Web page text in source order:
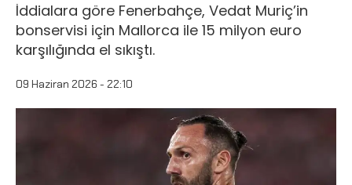
İddialara göre Fenerbahçe, Vedat Muriç’in
bonservisi için Mallorca ile 15 milyon euro
karşılığında el sıkıştı.
09 Haziran 2026 - 22:10